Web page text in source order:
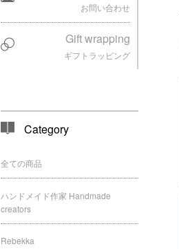
お問い合わせ
Gift wrapping
ギフトラッピング
Category
全ての商品
ハンドメイド作家 Handmade
creators
Rebekka